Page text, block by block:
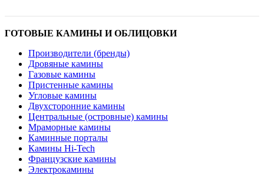
ГОТОВЫЕ КАМИНЫ И ОБЛИЦОВКИ
Производители (бренды)
Дровяные камины
Газовые камины
Пристенные камины
Угловые камины
Двухсторонние камины
Центральные (островные) камины
Мраморные камины
Каминные порталы
Камины Hi-Tech
Французские камины
Электрокамины